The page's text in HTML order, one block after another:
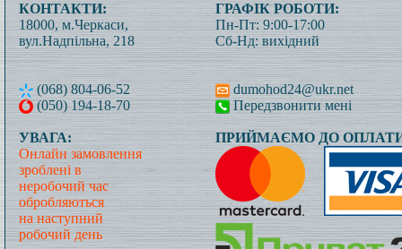
КОНТАКТИ:
18000, м.Черкаси,
вул.Надпільна, 218
(068) 804-06-52
(050) 194-18-70
ГРАФІК РОБОТИ:
Пн-Пт: 9:00-17:00
Сб-Нд: вихідний
dumohod24@ukr.net
Передзвонити мені
УВАГА:
Онлайн замовлення
зроблені в
неробочий час
обробляються
на наступний
робочий день
ПРИЙМАЄМО ДО